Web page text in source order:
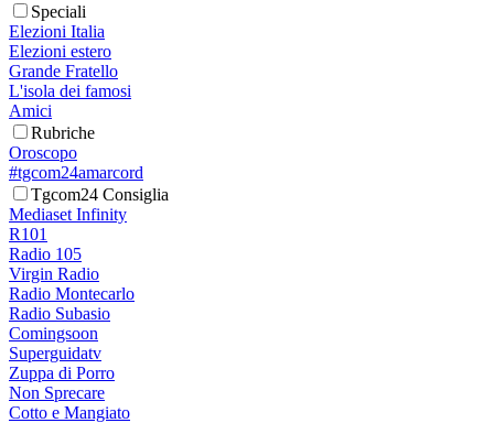
Speciali
Elezioni Italia
Elezioni estero
Grande Fratello
L'isola dei famosi
Amici
Rubriche
Oroscopo
#tgcom24amarcord
Tgcom24 Consiglia
Mediaset Infinity
R101
Radio 105
Virgin Radio
Radio Montecarlo
Radio Subasio
Comingsoon
Superguidatv
Zuppa di Porro
Non Sprecare
Cotto e Mangiato